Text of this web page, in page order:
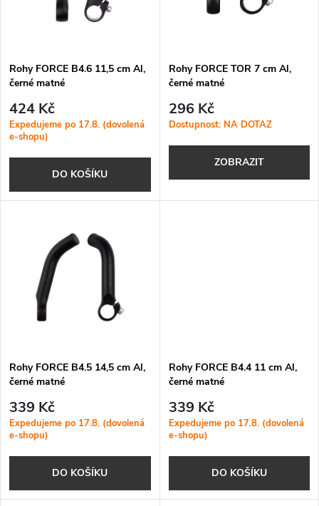
p
r
o
d
s
p
r
o
d
Rohy FORCE B4.6 11,5 cm Al,
černé matné
424 Kč
Expedujeme po 17.8. (dovolená
e-shopu)
DO KOŠÍKU
Rohy FORCE TOR 7 cm Al,
černé matné
296 Kč
Dostupnost: NA DOTAZ
ZOBRAZIT
Rohy FORCE B4.5 14,5 cm Al,
černé matné
339 Kč
Expedujeme po 17.8. (dovolená
e-shopu)
DO KOŠÍKU
Rohy FORCE B4.4 11 cm Al,
černé matné
339 Kč
Expedujeme po 17.8. (dovolená
e-shopu)
DO KOŠÍKU